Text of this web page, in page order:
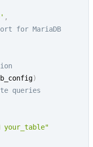
,
for MariaDB
)
queries
your_table"